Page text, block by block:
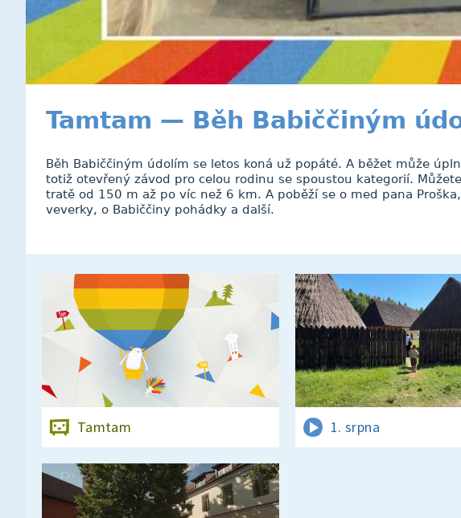
Tamtam — Běh Babiččiným
Běh Babiččiným údolím se letos koná už popáté. A běžet může
totiž otevřený závod pro celou rodinu se spoustou kategorií.
tratě od 150 m až po víc než 6 km. A poběží se o med pana
veverky, o Babiččiny pohádky a další.
Tamtam 1. srpna